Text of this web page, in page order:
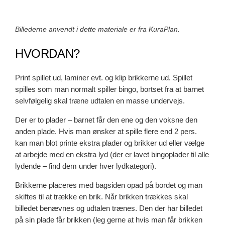
Billederne anvendt i dette materiale er fra KuraPlan.
HVORDAN?
Print spillet ud, laminer evt. og klip brikkerne ud. Spillet
spilles som man normalt spiller bingo, bortset fra at barnet
selvfølgelig skal træne udtalen en masse undervejs.
Der er to plader – barnet får den ene og den voksne den
anden plade. Hvis man ønsker at spille flere end 2 pers.
kan man blot printe ekstra plader og brikker ud eller vælge
at arbejde med en ekstra lyd (der er lavet bingoplader til alle
lydende – find dem under hver lydkategori).
Brikkerne placeres med bagsiden opad på bordet og man
skiftes til at trække en brik. Når brikken trækkes skal
billedet benævnes og udtalen trænes. Den der har billedet
på sin plade får brikken (leg gerne at hvis man får brikken